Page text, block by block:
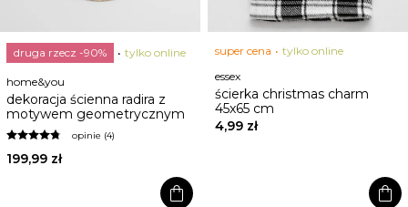
druga rzecz -90% tylko online
home&you
dekoracja ścienna radira z
motywem geometrycznym
opinie (4)
199,99 zł
shopping_bag
super cena
tylko online
essex
ścierka christmas charm
45x65 cm
4,99 zł
shopping_bag